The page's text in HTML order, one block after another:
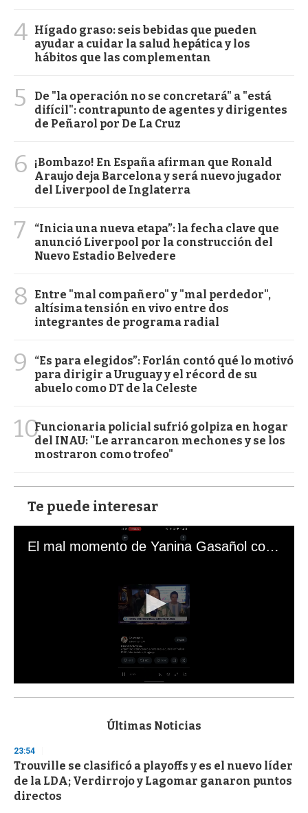
4 Hígado graso: seis bebidas que pueden
ayudar a cuidar la salud hepática y los
hábitos que las complementan
5
De "la operación no se concretará" a "está
difícil": contrapunto de agentes y dirigentes
de Peñarol por De La Cruz
6
¡Bombazo! En España afirman que Ronald
Araujo deja Barcelona y será nuevo jugador
del Liverpool de Inglaterra
7
“Inicia una nueva etapa”: la fecha clave que
anunció Liverpool por la construcción del
Nuevo Estadio Belvedere
8
Entre "mal compañero" y "mal perdedor",
altísima tensión en vivo entre dos
integrantes de programa radial
9
“Es para elegidos”: Forlán contó qué lo motivó
para dirigir a Uruguay y el récord de su
abuelo como DT de la Celeste
10Funcionaria policial sufrió golpiza en hogar
del INAU: "Le arrancaron mechones y se los
mostraron como trofeo"
Te puede interesar
El mal momento de Yanina Gasañol con un hincha argentino en "Subrayado"
s
d
s
o
f
3
Últimas Noticias
23:54
Trouville se clasificó a playoffs y es el nuevo líder
de la LDA; Verdirrojo y Lagomar ganaron puntos
directos